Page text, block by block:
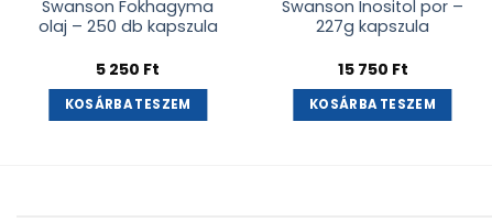
Swanson Fokhagyma
olaj – 250 db kapszula
5 250 Ft
KOSÁRBA TESZEM
Swanson Inositol por –
227g kapszula
15 750 Ft
KOSÁRBA TESZEM